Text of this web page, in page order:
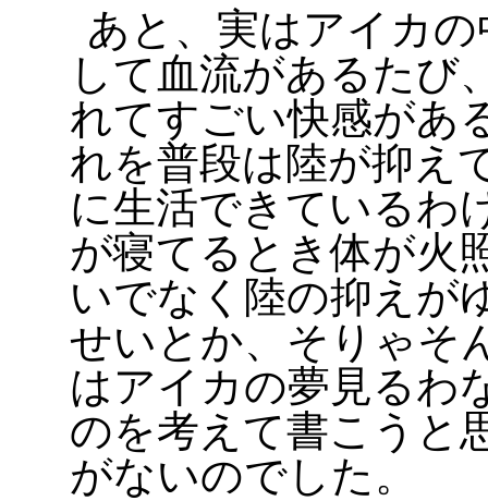
あと、実はアイカ
して血流があるたび
れてすごい快感があ
れを普段は陸が抑え
に生活できているわ
が寝てるとき体が火
いでなく陸の抑えが
せいとか、そりゃそ
はアイカの夢見るわ
のを考えて書こうと
がないのでした。